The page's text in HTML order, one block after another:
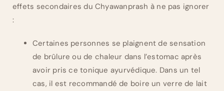
effets secondaires du Chyawanprash à ne pas ignorer
:
Certaines personnes se plaignent de sensation
de brûlure ou de chaleur dans l’estomac après
avoir pris ce tonique ayurvédique. Dans un tel
cas, il est recommandé de boire un verre de lait